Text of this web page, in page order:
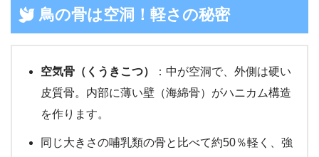
鳥の骨は空洞！軽さの秘密
空気骨（くうきこつ）
：中が空洞で、外側は硬い
皮質骨。内部に薄い壁（海綿骨）がハニカム構造
を作ります。
同じ大きさの哺乳類の骨と比べて約50％軽く、強